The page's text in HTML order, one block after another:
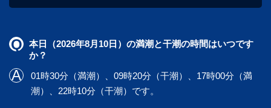
本日（2026年8月10日）の満潮と干潮の時間はいつです
か？
01時30分（満潮）、09時20分（干潮）、17時00分（満
潮）、22時10分（干潮）です。